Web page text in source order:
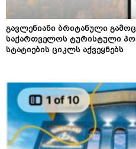
გავლენიანი ბრიტანული
საქართველოს ტურისტული
სტატიების ციკლს აქვეყნებს